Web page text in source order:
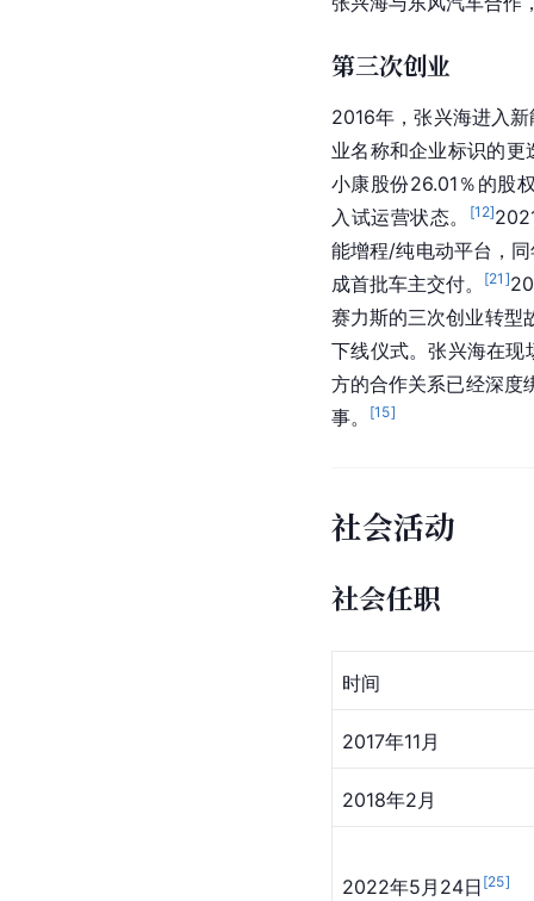
第三次创业
2016年，张兴海进入
业名称和企业标识的更
小康股份26.01％的股
入试运营状态。
[12]
能增程/纯电动平台，
成首批车主交付。
[21 ]
赛力斯的三次创业转型
下线仪式。张兴海在现
方的合作关系已经深度
事。
[15]
社会活动
社会任职
时间
2017年11月
2018年2月
2022年5月24日 [25]